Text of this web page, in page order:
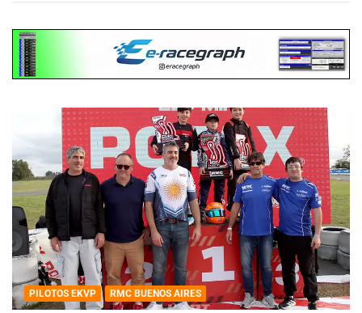
PILOTOS EKVP RMC BUENOS AIRES